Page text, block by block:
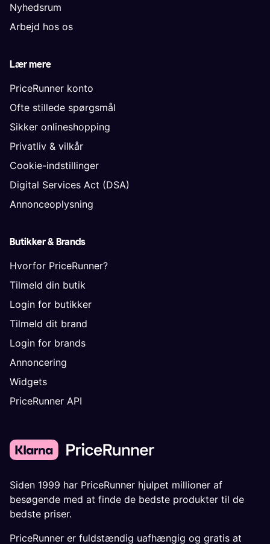
Nyhedsrum
Arbejd hos os
Lær mere
PriceRunner konto
Ofte stillede spørgsmål
Sikker onlineshopping
Privatliv & vilkår
Cookie-indstillinger
Digital Services Act (DSA)
Annonceoplysning
Butikker & Brands
Hvorfor PriceRunner?
Tilmeld din butik
Login for butikker
Tilmeld dit brand
Login for brands
Annoncering
Widgets
PriceRunner API
Siden 1999 har PriceRunner hjulpet millioner af
besøgende med at finde de bedste produkter til de
bedste priser.
PriceRunner er fuldstændig uafhængig og gratis at